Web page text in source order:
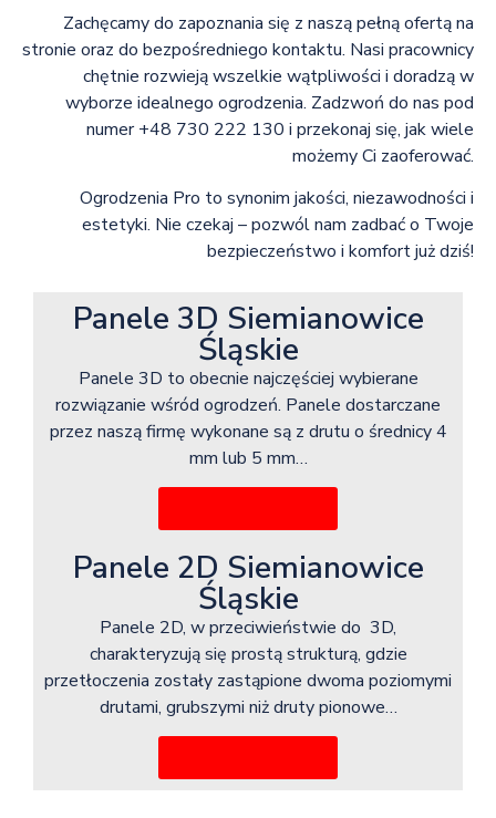
Zachęcamy do zapoznania się z naszą pełną ofertą na
stronie oraz do bezpośredniego kontaktu. Nasi pracownicy
chętnie rozwieją wszelkie wątpliwości i doradzą w
wyborze idealnego ogrodzenia. Zadzwoń do nas pod
numer +48 730 222 130 i przekonaj się, jak wiele
możemy Ci zaoferować.
Ogrodzenia Pro to synonim jakości, niezawodności i
estetyki. Nie czekaj – pozwól nam zadbać o Twoje
bezpieczeństwo i komfort już dziś!
Panele 3D Siemianowice
Śląskie
Panele 3D to obecnie najczęściej wybierane
rozwiązanie wśród ogrodzeń. Panele dostarczane
przez naszą firmę wykonane są z drutu o średnicy 4
mm lub 5 mm…
Panele 2D Siemianowice
Śląskie
Panele 2D, w przeciwieństwie do 3D,
charakteryzują się prostą strukturą, gdzie
przetłoczenia zostały zastąpione dwoma poziomymi
drutami, grubszymi niż druty pionowe…